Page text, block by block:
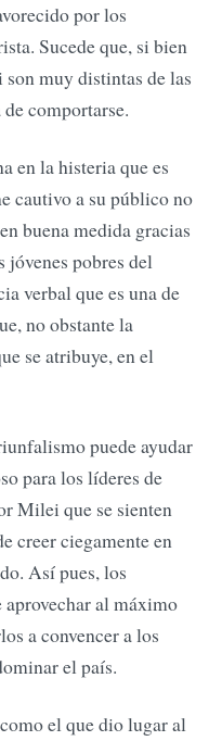
por los
Sucede que, si bien
muy distintas de las
comportarse.
en la histeria que es
cautivo a su público no
buena medida gracias
jóvenes pobres del
verbal que es una de
no obstante la
se atribuye, en el
puede ayudar
para los líderes de
Milei que se sienten
creer ciegamente en
Así pues, los
al máximo
a convencer a los
el país.
el que dio lugar al